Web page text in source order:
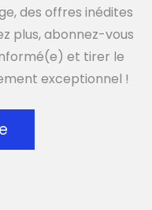
des offres inédites
plus, abonnez-vous
et tirer le
exceptionnel !